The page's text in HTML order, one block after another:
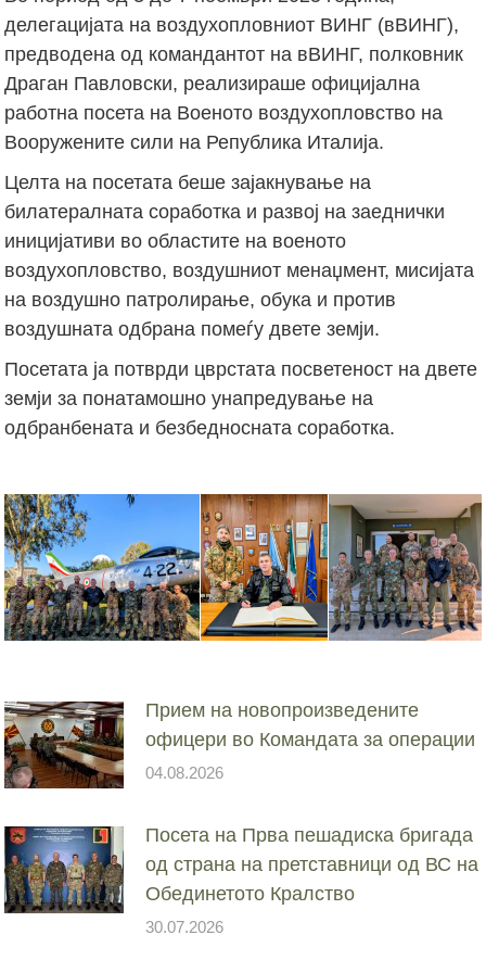
делегацијата на воздухопловниот ВИНГ (вВИНГ),
предводена од командантот на вВИНГ, полковник
Драган Павловски, реализираше официјална
работна посета на Военото воздухопловство на
Вооружените сили на Република Италија.
Целта на посетата беше зајакнување на
билатералната соработка и развој на заеднички
иницијативи во областите на военото
воздухопловство, воздушниот менаџмент, мисијата
на воздушно патролирање, обука и против
воздушната одбрана помеѓу двете земји.
Посетата ја потврди цврстата посветеност на двете
земји за понатамошно унапредување на
одбранбената и безбедносната соработка.
Прием на новопроизведените
офицери во Командата за операции
04.08.2026
Посета на Прва пешадиска бригада
од страна на претставници од ВС на
Обединетото Кралство
30.07.2026